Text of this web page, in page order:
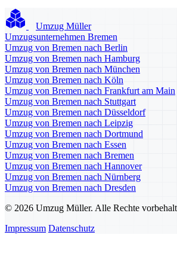
Umzug Müller
Umzugsunternehmen Bremen
Umzug von Bremen nach Berlin
Umzug von Bremen nach Hamburg
Umzug von Bremen nach München
Umzug von Bremen nach Köln
Umzug von Bremen nach Frankfurt am Main
Umzug von Bremen nach Stuttgart
Umzug von Bremen nach Düsseldorf
Umzug von Bremen nach Leipzig
Umzug von Bremen nach Dortmund
Umzug von Bremen nach Essen
Umzug von Bremen nach Bremen
Umzug von Bremen nach Hannover
Umzug von Bremen nach Nürnberg
Umzug von Bremen nach Dresden
© 2026 Umzug Müller. Alle Rechte
Impressum Datenschutz